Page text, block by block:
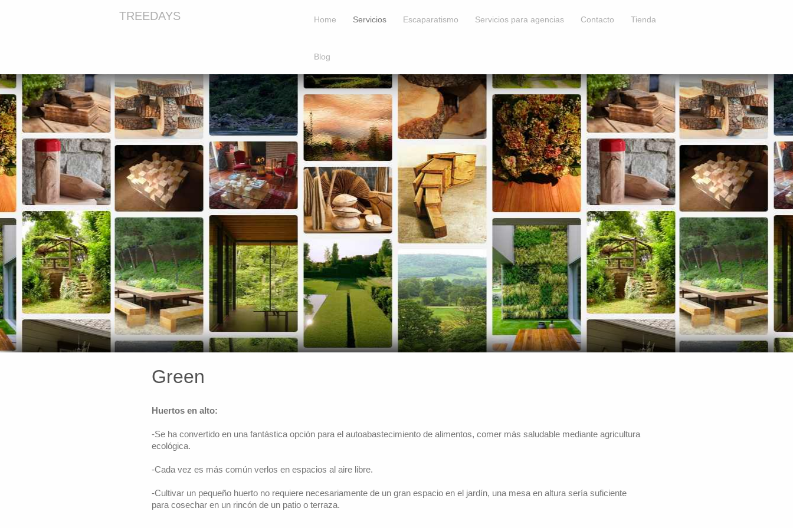
TREEDAYS Home Servicios Escaparatismo Servicios para agencias Contacto Tienda
Blog
Green
Huertos en alto:
-Se ha convertido en una fantástica opción para el autoabastecimiento de alimentos, comer más saludable mediante agricultura
ecológica.
-Cada vez es más común verlos en espacios al aire libre.
-Cultivar un pequeño huerto no requiere necesariamente de un gran espacio en el jardín, una mesa en altura sería suficiente
para cosechar en un rincón de un patio o terraza.